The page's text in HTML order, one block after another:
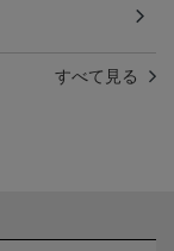
すべて見る